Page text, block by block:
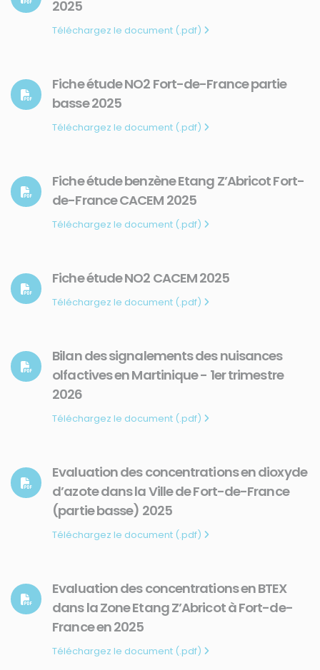
2025
Téléchargez le document (.pdf)
Fiche étude NO2 Fort-de-France partie
basse 2025
Téléchargez le document (.pdf)
Fiche étude benzène Etang Z’Abricot Fort-
de-France CACEM 2025
Téléchargez le document (.pdf)
Fiche étude NO2 CACEM 2025
Téléchargez le document (.pdf)
Bilan des signalements des nuisances
olfactives en Martinique - 1er trimestre
2026
Téléchargez le document (.pdf)
Evaluation des concentrations en dioxyde
d’azote dans la Ville de Fort-de-France
(partie basse) 2025
Téléchargez le document (.pdf)
Evaluation des concentrations en BTEX
dans la Zone Etang Z’Abricot à Fort-de-
France en 2025
Téléchargez le document (.pdf)